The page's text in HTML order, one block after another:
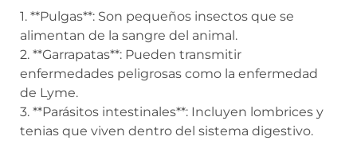
1. **Pulgas**: Son pequeños insectos que se
alimentan de la sangre del animal.
2. **Garrapatas**: Pueden transmitir
enfermedades peligrosas como la enfermedad
de Lyme.
3. **Parásitos intestinales**: Incluyen lombrices y
tenias que viven dentro del sistema digestivo.